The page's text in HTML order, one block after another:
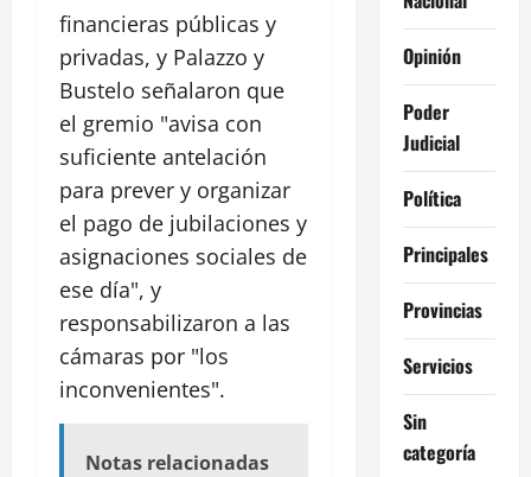
financieras públicas y
privadas, y Palazzo y
Bustelo señalaron que
el gremio "avisa con
suficiente antelación
para prever y organizar
el pago de jubilaciones y
asignaciones sociales de
ese día", y
responsabilizaron a las
cámaras por "los
inconvenientes".
Notas relacionadas
Opinión
Poder
Judicial
Política
Principales
Provincias
Servicios
Sin
categoría